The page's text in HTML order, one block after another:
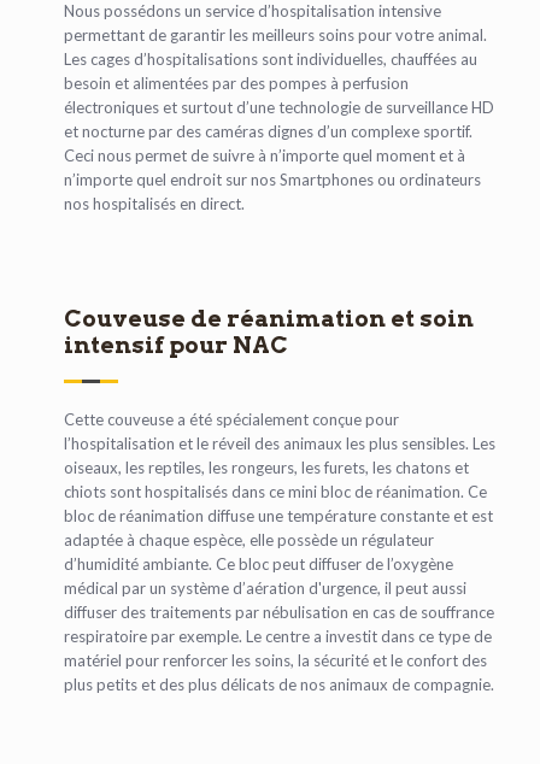
Nous possédons un service d’hospitalisation intensive
permettant de garantir les meilleurs soins pour votre animal.
Les cages d’hospitalisations sont individuelles, chauffées au
besoin et alimentées par des pompes à perfusion
électroniques et surtout d’une technologie de surveillance HD
et nocturne par des caméras dignes d’un complexe sportif.
Ceci nous permet de suivre à n’importe quel moment et à
n’importe quel endroit sur nos Smartphones ou ordinateurs
nos hospitalisés en direct.
Couveuse de réanimation et soin
intensif pour NAC
Cette couveuse a été spécialement conçue pour
l’hospitalisation et le réveil des animaux les plus sensibles. Les
oiseaux, les reptiles, les rongeurs, les furets, les chatons et
chiots sont hospitalisés dans ce mini bloc de réanimation. Ce
bloc de réanimation diffuse une température constante et est
adaptée à chaque espèce, elle possède un régulateur
d’humidité ambiante. Ce bloc peut diffuser de l’oxygène
médical par un système d’aération d'urgence, il peut aussi
diffuser des traitements par nébulisation en cas de souffrance
respiratoire par exemple. Le centre a investit dans ce type de
matériel pour renforcer les soins, la sécurité et le confort des
plus petits et des plus délicats de nos animaux de compagnie.